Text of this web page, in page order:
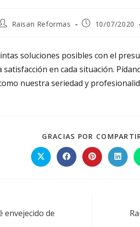
Raisan Reformas 10/07/2020
soluciones posibles con el
satisfacción en cada situación.
nuestra seriedad y
GRACIAS POR
envejecido de